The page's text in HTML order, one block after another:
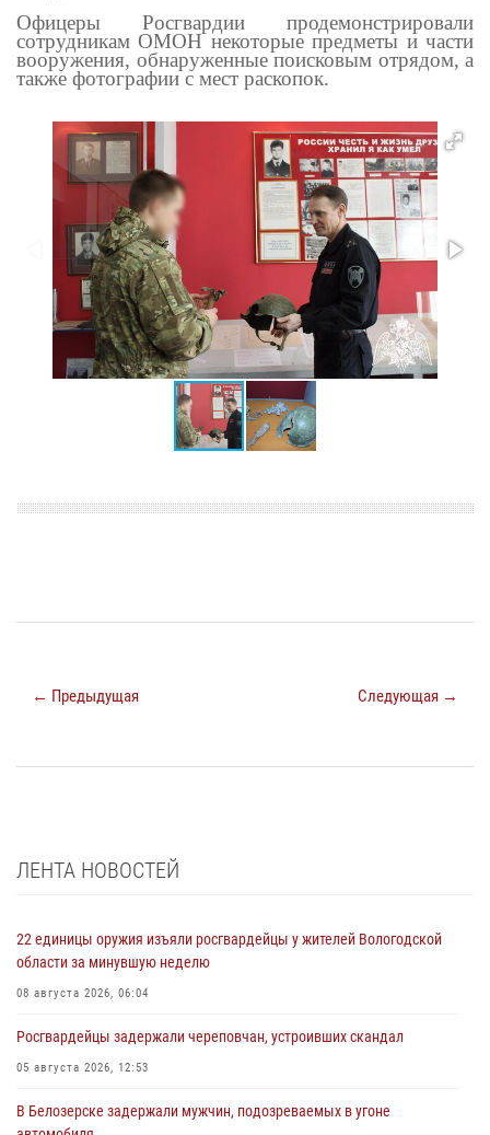
Офицеры Росгвардии продемонстрировали
сотрудникам ОМОН некоторые предметы и части
вооружения, обнаруженные поисковым отрядом, а
также фотографии с мест раскопок.
← Предыдущая Следующая →
ЛЕНТА НОВОСТЕЙ
22 единицы оружия изъяли росгвардейцы у жителей Вологодской
области за минувшую неделю
08 августа 2026, 06:04
Росгвардейцы задержали череповчан, устроивших скандал
05 августа 2026, 12:53
В Белозерске задержали мужчин, подозреваемых в угоне